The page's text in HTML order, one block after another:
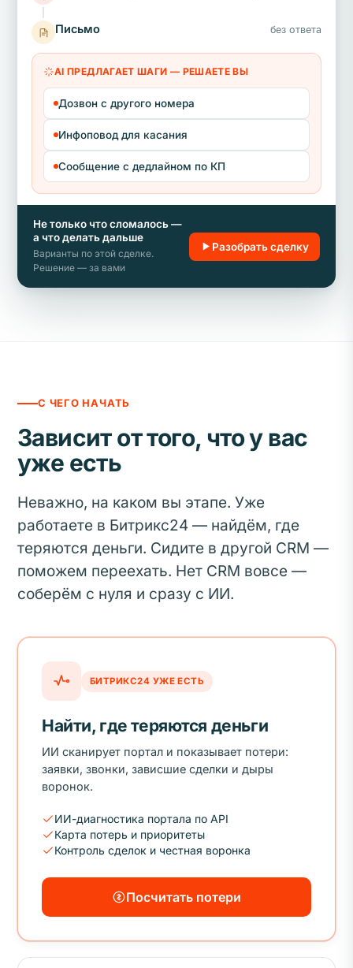
Письмо без ответа
AI ПРЕДЛАГАЕТ ШАГИ — РЕШАЕТЕ ВЫ
Дозвон с другого номера
Инфоповод для касания
Сообщение с дедлайном по КП
Не только что сломалось —
а что делать дальше
Варианты по этой сделке.
Решение — за вами
Разобрать сделку
С ЧЕГО НАЧАТЬ
Зависит от того, что у вас
уже есть
Неважно, на каком вы этапе. Уже
работаете в Битрикс24 — найдём, где
теряются деньги. Сидите в другой CRM —
поможем переехать. Нет CRM вовсе —
соберём с нуля и сразу с ИИ.
БИТРИКС24 УЖЕ ЕСТЬ
Найти, где теряются деньги
ИИ сканирует портал и показывает потери:
заявки, звонки, зависшие сделки и дыры
воронок.
ИИ-диагностика портала по API
Карта потерь и приоритеты
Контроль сделок и честная воронка
Посчитать потери